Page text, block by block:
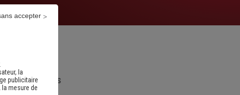
utiles
la
publicitaire
la mesure de
accepter